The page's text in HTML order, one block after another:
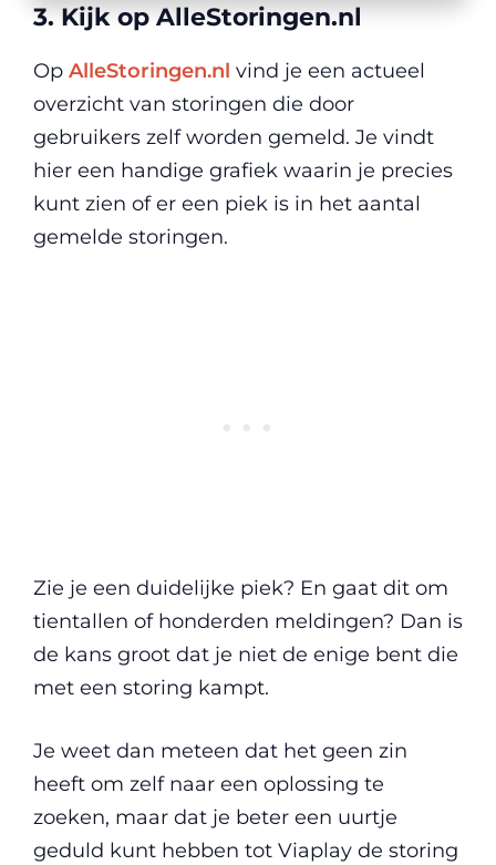
3. Kijk op AlleStoringen.nl
Op AlleStoringen.nl vind je een actueel
overzicht van storingen die door
gebruikers zelf worden gemeld. Je vindt
hier een handige grafiek waarin je precies
kunt zien of er een piek is in het aantal
gemelde storingen.
Zie je een duidelijke piek? En gaat dit om
tientallen of honderden meldingen? Dan is
de kans groot dat je niet de enige bent die
met een storing kampt.
Je weet dan meteen dat het geen zin
heeft om zelf naar een oplossing te
zoeken, maar dat je beter een uurtje
geduld kunt hebben tot Viaplay de storing